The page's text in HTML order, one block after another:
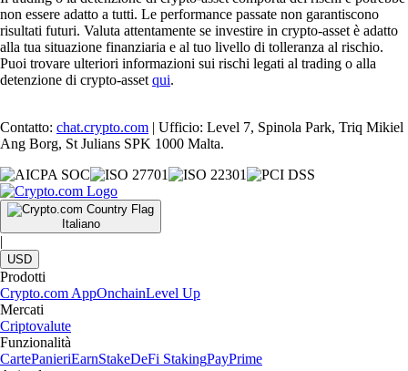
non essere adatto a tutti. Le performance passate non garantiscono
risultati futuri. Valuta attentamente se investire in crypto-asset è adatto
alla tua situazione finanziaria e al tuo livello di tolleranza al rischio.
Puoi trovare ulteriori informazioni sui rischi legati al trading o alla
detenzione di crypto-asset qui.
Contatto: chat.crypto.com | Ufficio: Level 7, Spinola Park, Triq Mikiel
Ang Borg, St Julians SPK 1000 Malta.
Italiano
|
USD
Prodotti
Crypto.com AppOnchainLevel Up
Mercati
Criptovalute
Funzionalità
CartePanieriEarnStakeDeFi StakingPayPrime